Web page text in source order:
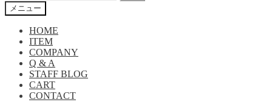
シ
ツ
索
対
メニュー
HOME
ITEM
COMPANY
Q & A
STAFF BLOG
CART
CONTACT